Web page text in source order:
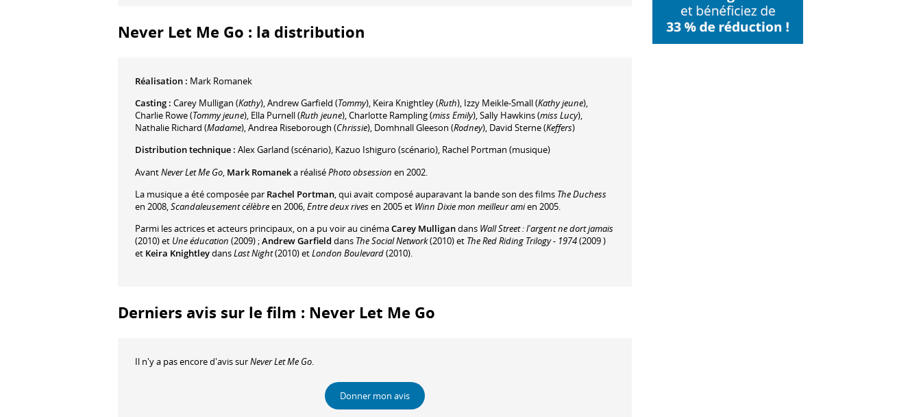
Never Let Me Go : la distribution
Réalisation : Mark Romanek
Casting : Carey Mulligan (Kathy),Andrew Garfield (Tommy), Keira Knightley(Ruth), Izzy Meikle-Small(Kathy jeune),
Charlie Rowe(Tommy jeune), Ella Purnell(Ruth jeune),Charlotte Rampling(miss Emily),Sally Hawkins(miss Lucy),
Nathalie Richard (Madame),Andrea Riseborough (Chrissie), Domhnall Gleeson (Rodney), David Sterne(Keffers)
Distribution technique : Alex Garland (scénario), Kazuo Ishiguro (scénario), Rachel Portman (musique)
AvantNever Let Me Go, Mark Romaneka réaliséPhoto obsession en 2002.
La musique a été composée par Rachel Portman, qui avait composé auparavant la bande son des films The Duchess
en 2008,Scandaleusement célèbreen 2006,Entre deux rivesen 2005 et Winn Dixie mon meilleur amien 2005.
Parmi les actrices et acteurs principaux, on a pu voir au cinémaCarey Mulligandans Wall Street : l'argent ne dort jamais
(2010) et Une éducation (2009) ;Andrew Garfield dans The Social Network(2010) et The Red Riding Trilogy - 1974(2009 )
et Keira KnightleydansLast Night(2010) etLondon Boulevard(2010).
Derniers avis sur le film : Never Let Me Go
Il n'y a pas encore d'avis surNever Let Me Go.
Donner mon avis